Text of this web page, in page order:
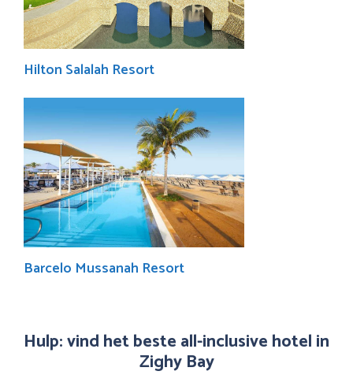
Hilton Salalah Resort
Barcelo Mussanah Resort
Hulp: vind het beste all-inclusive hotel in
Zighy Bay